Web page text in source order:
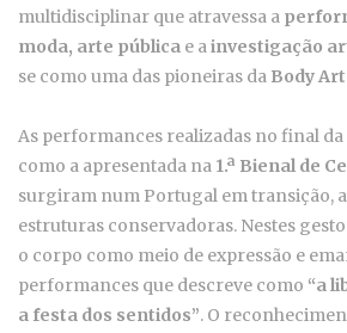
multidisciplinar que atravessa a
moda, arte pública e ainvestigação
se como uma das pioneiras da Body
As performances realizadas no final da
como a apresentada na 1.ª Bienal de
surgiram num Portugal em transição,
estruturas conservadoras. Nestes
o corpo como meio de expressão e
performances que descreve como “a
a festa dos sentidos”. O